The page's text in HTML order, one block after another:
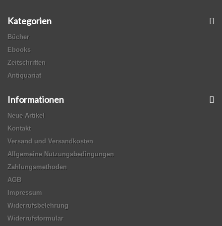
Kategorien
Bücher
Ebooks
Zeitschriften
Antiquariat
Informationen
Neue Artikel
Kontakt
Versand und Versandkosten
Allgemeine Nutzungsbedingungen
Zahlungsmethoden
AGB
Impressum
Widerrufsbelehrung
Widerrufsformular